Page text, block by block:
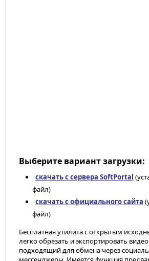
Выберите вариант загрузки:
скачать с сервера SoftPortal
файл)
скачать с официального сайта
файл)
Бесплатная утилита с открытым
легко обрезать и экспортировать
подходящий для обмена через